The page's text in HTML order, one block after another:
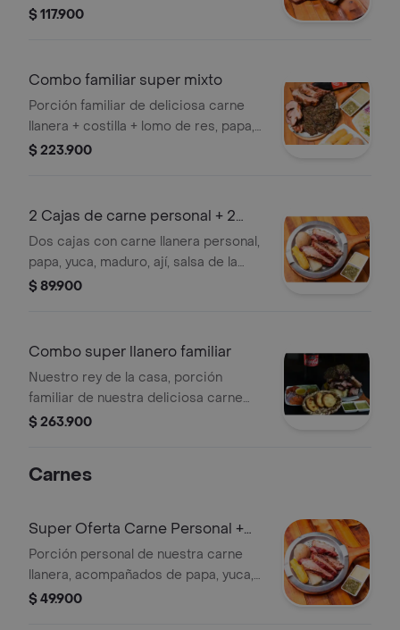
de papa, yuca, maduro, ají, salsa de la
$ 117.900
Combo familiar super mixto
Porción familiar de deliciosa carne
llanera + costilla + lomo de res, papa,
yuca, maduro, ají, salsa de la casa,
$ 223.900
2 Cajas de carne personal + 2
coca colas
Dos cajas con carne llanera personal,
papa, yuca, maduro, ají, salsa de la
casa+ 2 coca colas originales
$ 89.900
Combo super llanero familiar
Nuestro rey de la casa, porción
familiar de nuestra deliciosa carne
llanera + costilla + lomo de res +
casa y una gaseosa 1.5 LT; a elección.
$ 263.900
Carnes
Super Oferta Carne Personal +
Coca- Cola
Porción personal de nuestra carne
llanera, acompañados de papa, yuca,
maduro, ají y salsa de la casa. + coca
$ 49.900